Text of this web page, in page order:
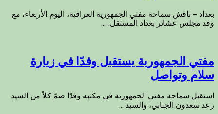
بغداد – ناقش سماحة مفتي الجمهورية العراقية، اليوم الأربعاء، مع
وفد مجلس عشائر بغداد المستقل، ...
مفتي الجمهورية يستقبل وفدًا في زيارة
سلام وتواصل
استقبل سماحة مفتي الجمهورية في مكتبه وفدًا ضمّ كلاً من السيد
رعد سعدون الجنابي، والسيد ...